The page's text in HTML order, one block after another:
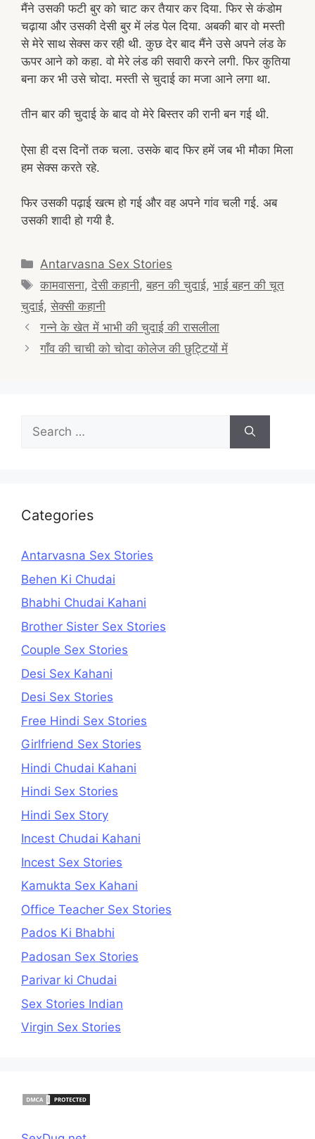
मैंने उसकी फटी बुर को चाट कर तैयार कर दिया. फिर से कंडोम
चढ़ाया और उसकी देसी बुर में लंड पेल दिया. अबकी बार वो मस्ती
से मेरे साथ सेक्स कर रही थी. कुछ देर बाद मैंने उसे अपने लंड के
ऊपर आने को कहा. वो मेरे लंड की सवारी करने लगी. फिर कुतिया
बना कर भी उसे चोदा. मस्ती से चुदाई का मजा आने लगा था.
तीन बार की चुदाई के बाद वो मेरे बिस्तर की रानी बन गई थी.
ऐसा ही दस दिनों तक चला. उसके बाद फिर हमें जब भी मौका मिला
हम सेक्स करते रहे.
फिर उसकी पढ़ाई खत्म हो गई और वह अपने गांव चली गई. अब
उसकी शादी हो गयी है.
Categories
Antarvasna Sex Stories
Tags
कामवासना,देसी कहानी,बहन की चुदाई,भाई बहन की चूत
चुदाई, सेक्सी कहानी
Post
navigation
गन्ने के खेत में भाभी की चुदाई की रासलीला
गाँव की चाची को चोदा कोलेज की छुट्टियों में
Search
for:
Categories
Antarvasna Sex Stories
Behen Ki Chudai
Bhabhi Chudai Kahani
Brother Sister Sex Stories
Couple Sex Stories
Desi Sex Kahani
Desi Sex Stories
Free Hindi Sex Stories
Girlfriend Sex Stories
Hindi Chudai Kahani
Hindi Sex Stories
Hindi Sex Story
Incest Chudai Kahani
Incest Sex Stories
Kamukta Sex Kahani
Office Teacher Sex Stories
Pados Ki Bhabhi
Padosan Sex Stories
Parivar ki Chudai
Sex Stories Indian
Virgin Sex Stories